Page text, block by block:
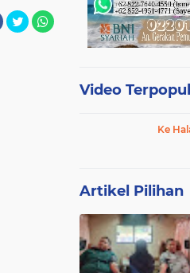
Video
Ke
Artikel Pilihan